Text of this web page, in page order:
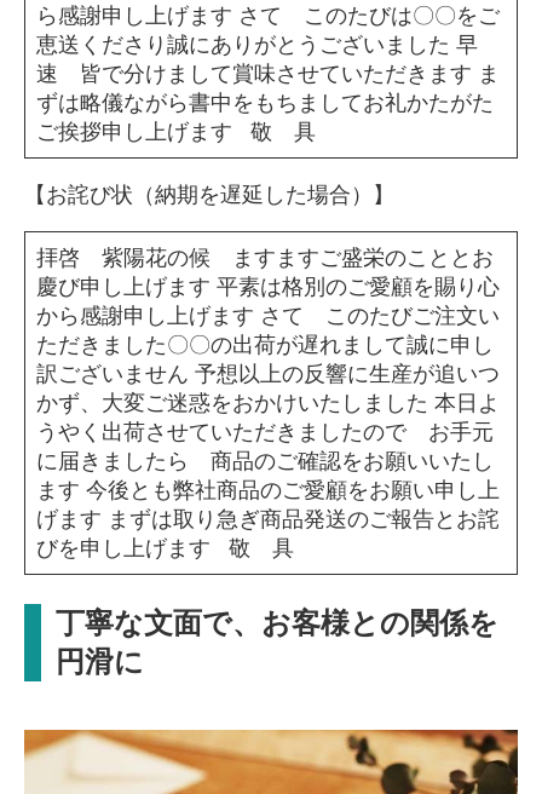
ら感謝申し上げます さて このたびは〇〇をご
恵送くださり誠にありがとうございました 早
速 皆で分けまして賞味させていただきます ま
ずは略儀ながら書中をもちましてお礼かたがた
ご挨拶申し上げます 敬 具
【お詫び状（納期を遅延した場合）】
拝啓 紫陽花の候 ますますご盛栄のこととお
慶び申し上げます 平素は格別のご愛顧を賜り心
から感謝申し上げます さて このたびご注文い
ただきました〇〇の出荷が遅れまして誠に申し
訳ございません 予想以上の反響に生産が追いつ
かず、大変ご迷惑をおかけいたしました 本日よ
うやく出荷させていただきましたので お手元
に届きましたら 商品のご確認をお願いいたし
ます 今後とも弊社商品のご愛顧をお願い申し上
げます まずは取り急ぎ商品発送のご報告とお詫
びを申し上げます 敬 具
丁寧な文面で、お客様との関係を
円滑に